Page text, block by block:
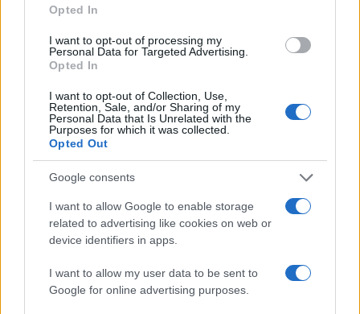
Opted In
I want to opt-out of processing my
Personal Data for Targeted Advertising.
Opted In
I want to opt-out of Collection, Use,
Retention, Sale, and/or Sharing of my
Personal Data that Is Unrelated with the
Purposes for which it was collected.
Opted Out
Google consents
I want to allow Google to enable storage
related to advertising like cookies on web or
device identifiers in apps.
I want to allow my user data to be sent to
Google for online advertising purposes.
La Maddalena, festa per i 30 anni del Diving
center di Tegge
conducente
del fuoco
Meteo Olbia 6 agosto, migliora il tempo in
Gallura